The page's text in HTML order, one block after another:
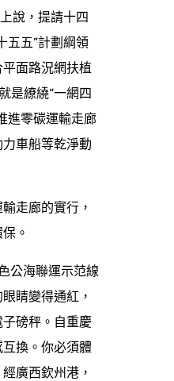
說，提請十四
五五”計劃綱領
面路況網扶植
是繚繞“一網四
進零碳運輸走廊
車船等乾淨動
走廊的實行，
。
公海聯運示范線
睛變得通紅，
磅秤。自重慶
換。你必須體
廣西欽州港，